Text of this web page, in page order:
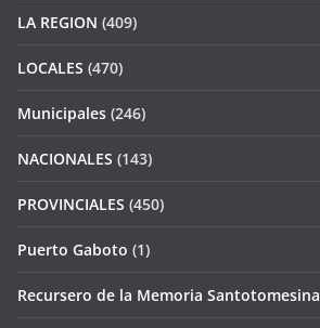
LA REGION (409)
LOCALES (470)
Municipales (246)
NACIONALES (143)
PROVINCIALES (450)
Puerto Gaboto (1)
Recursero de la Memoria Santotomesina